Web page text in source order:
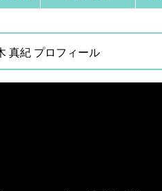
真紀 プロフィール